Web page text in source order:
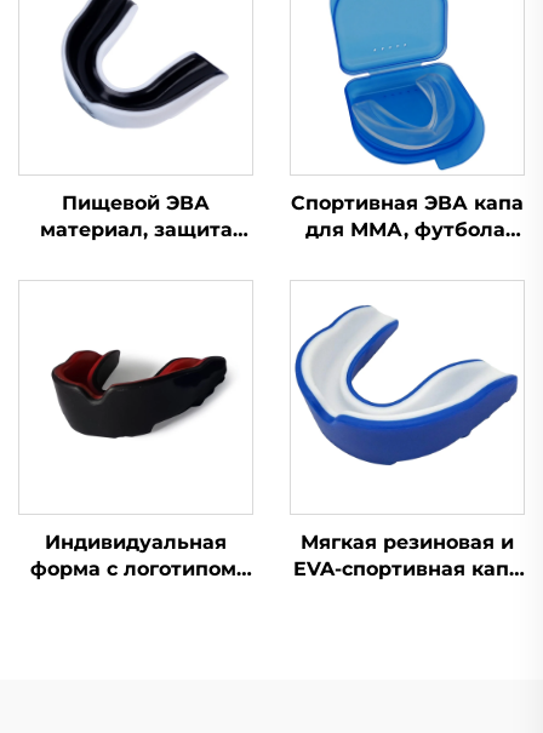
Пищевой ЭВА
материал, защита
брекетов, боксерская
спортивные капы для
зубов
Спортивная ЭВА капа
для ММА, футбола,
защита для зубов,
зубная капа
Индивидуальная
форма с логотипом,
Мягкая резиновая и
EVA-спортивная капа